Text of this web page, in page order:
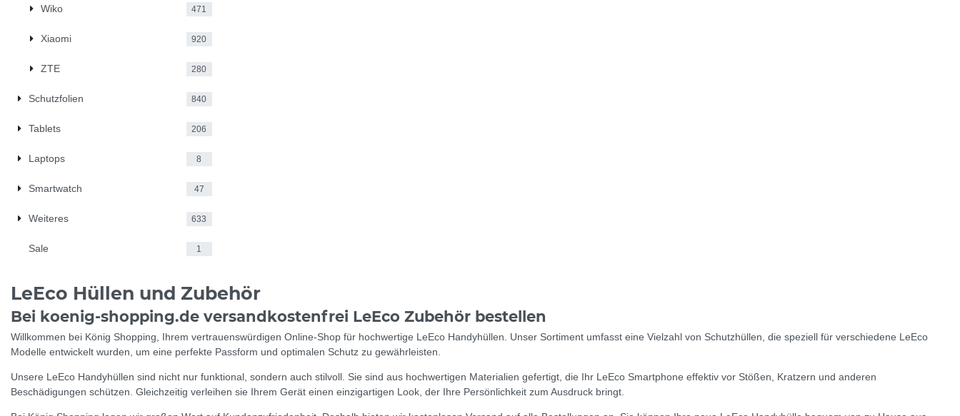
Wiko 471
Xiaomi 920
ZTE 280
Schutzfolien 840
Tablets 206
Laptops 8
Smartwatch 47
Weiteres 633
Sale 1
LeEco Hüllen und Zubehör
Bei koenig-shopping.de versandkostenfrei LeEco Zubehör bestellen
Willkommen bei König Shopping, Ihrem vertrauenswürdigen Online-Shop für hochwertige LeEco Handyhüllen. Unser Sortiment umfasst eine Vielzahl von Schutzhüllen, die speziell für verschiedene LeEco
Modelle entwickelt wurden, um eine perfekte Passform und optimalen Schutz zu gewährleisten.
Unsere LeEco Handyhüllen sind nicht nur funktional, sondern auch stilvoll. Sie sind aus hochwertigen Materialien gefertigt, die Ihr LeEco Smartphone effektiv vor Stößen, Kratzern und anderen
Beschädigungen schützen. Gleichzeitig verleihen sie Ihrem Gerät einen einzigartigen Look, der Ihre Persönlichkeit zum Ausdruck bringt.